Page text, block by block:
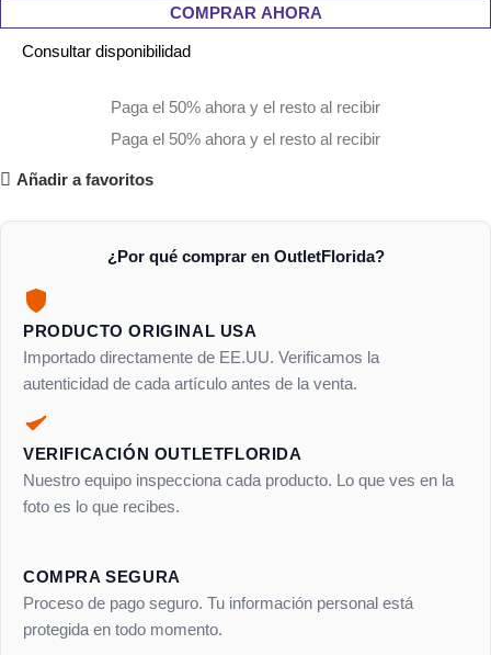
COMPRAR AHORA
Consultar disponibilidad
Paga el 50% ahora y el resto al recibir
Paga el 50% ahora y el resto al recibir
Añadir a favoritos
¿Por qué comprar en OutletFlorida?
PRODUCTO ORIGINAL USA
Importado directamente de EE.UU. Verificamos la
autenticidad de cada artículo antes de la venta.
VERIFICACIÓN OUTLETFLORIDA
Nuestro equipo inspecciona cada producto. Lo que ves en la
foto es lo que recibes.
COMPRA SEGURA
Proceso de pago seguro. Tu información personal está
protegida en todo momento.